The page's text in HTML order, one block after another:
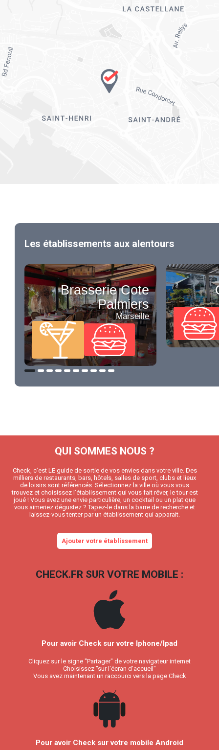
Les établissements aux alentours
Brasserie Cote
Palmiers
Marseille
QUI SOMMES NOUS ?
Check, c’est LE guide de sortie de vos envies dans votre ville. Des
milliers de restaurants, bars, hôtels, salles de sport, clubs et lieux
de loisirs sont référencés. Sélectionnez la ville où vous vous
trouvez et choisissez l’établissement qui vous fait rêver, le tour est
joué ! Vous avez une envie particulière, un cocktail ou un plat que
vous aimeriez dégustez ? Tapez-le dans la barre de recherche et
laissez-vous tenter par un établissement qui apparait.
Ajouter votre établissement
CHECK.FR SUR VOTRE MOBILE :
Pour avoir Check sur votre Iphone/Ipad
Cliquez sur le signe "Partager" de votre navigateur internet
Choisissez "sur l'écran d'accueil"
Vous avez maintenant un raccourci vers la page Check
Pour avoir Check sur votre mobile Android